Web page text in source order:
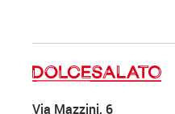
Via Mazzini, 6